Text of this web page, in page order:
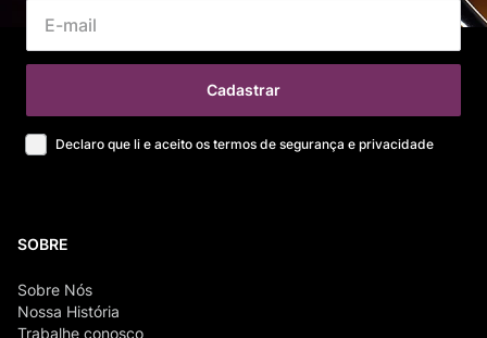
Cadastrar
Declaro que li e aceito os termos de segurança e privacidade
SOBRE
Sobre Nós
Nossa História
Trabalhe conosco